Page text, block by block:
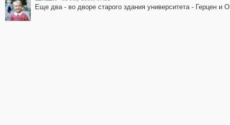
Еще два - во дворе старого здания университета - Герцен и